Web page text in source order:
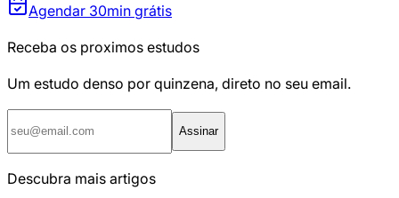
Agendar 30min grátis
Receba os proximos estudos
Um estudo denso por quinzena, direto no seu email.
Assinar
Descubra mais artigos